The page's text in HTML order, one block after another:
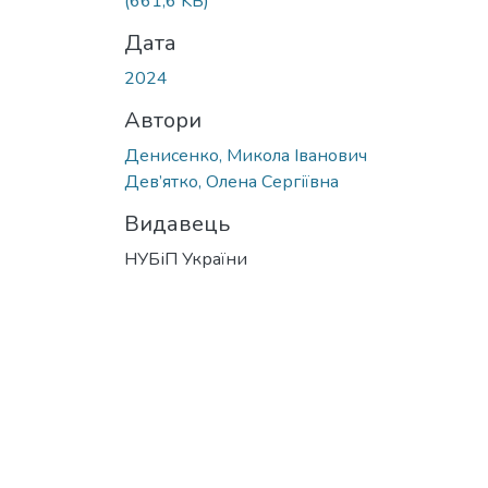
Дата
2024
Автори
Денисенко, Микола Іванович
Дев’ятко, Олена Сергіївна
Видавець
НУБіП України